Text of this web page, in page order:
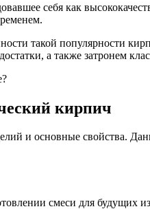
себя как
такой популярности
а также затронем
кирпич
и основные свойства.
смеси для будущих